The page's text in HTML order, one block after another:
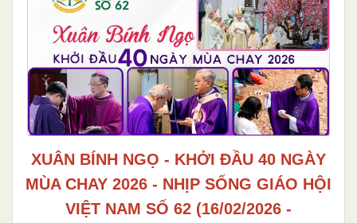
XUÂN BÍNH NGỌ - KHỞI ĐẦU 40 NGÀY
MÙA CHAY 2026 - NHỊP SỐNG GIÁO HỘI
VIỆT NAM SỐ 62 (16/02/2026 -